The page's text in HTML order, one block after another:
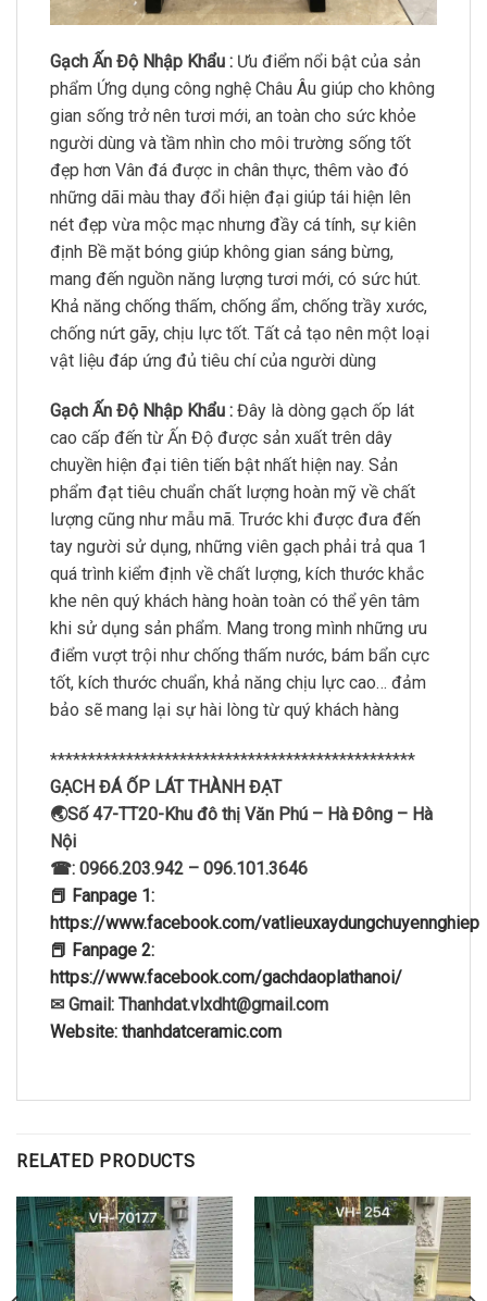
Gạch Ấn Độ Nhập Khẩu : Ưu điểm nổi bật của sản
phẩm Ứng dụng công nghệ Châu Âu giúp cho không
gian sống trở nên tươi mới, an toàn cho sức khỏe
người dùng và tầm nhìn cho môi trường sống tốt
đẹp hơn Vân đá được in chân thực, thêm vào đó
những dãi màu thay đổi hiện đại giúp tái hiện lên
nét đẹp vừa mộc mạc nhưng đầy cá tính, sự kiên
định Bề mặt bóng giúp không gian sáng bừng,
mang đến nguồn năng lượng tươi mới, có sức hút.
Khả năng chống thấm, chống ẩm, chống trầy xước,
chống nứt gãy, chịu lực tốt. Tất cả tạo nên một loại
vật liệu đáp ứng đủ tiêu chí của người dùng
Gạch Ấn Độ Nhập Khẩu : Đây là dòng gạch ốp lát
cao cấp đến từ Ấn Độ được sản xuất trên dây
chuyền hiện đại tiên tiến bật nhất hiện nay. Sản
phẩm đạt tiêu chuẩn chất lượng hoàn mỹ về chất
lượng cũng như mẫu mã. Trước khi được đưa đến
tay người sử dụng, những viên gạch phải trả qua 1
quá trình kiểm định về chất lượng, kích thước khắc
khe nên quý khách hàng hoàn toàn có thể yên tâm
khi sử dụng sản phẩm. Mang trong mình những ưu
điểm vượt trội như chống thấm nước, bám bẩn cực
tốt, kích thước chuẩn, khả năng chịu lực cao… đảm
bảo sẽ mang lại sự hài lòng từ quý khách hàng
************************************************
GẠCH ĐÁ ỐP LÁT THÀNH ĐẠT
🌏Số 47-TT20-Khu đô thị Văn Phú – Hà Đông – Hà
Nội
☎: 0966.203.942 – 096.101.3646
📕 Fanpage 1:
https://www.facebook.com/vatlieuxaydungchuyennghiep
📕 Fanpage 2:
https://www.facebook.com/gachdaoplathanoi/
✉ Gmail: Thanhdat.vlxdht@gmail.com
Website: thanhdatceramic.com
RELATED PRODUCTS